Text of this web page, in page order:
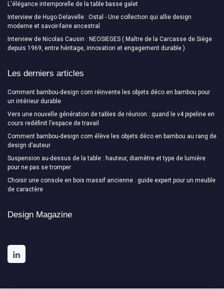
L'élégance intemporelle de la table basse galet
Interview de Hugo Delavelle : Ostal - Une collection qui allie design
moderne et savoir-faire ancestral
Interview de Nicolas Causin : NEOSIEGES ( Maître de la Carcasse de Siège
depuis 1969, entre héritage, innovation et engagement durable )
Les derniers articles
Comment bambou-design com réinvente les objets déco en bambou pour
un intérieur durable
Vers une nouvelle génération de tables de réunion : quand le v4 pipeline en
cours redéfinit l’espace de travail
Comment bambou-design com élève les objets déco en bambou au rang de
design d’auteur
Suspension au-dessus de la table : hauteur, diamètre et type de lumière
pour ne pas se tromper
Choisir une console en bois massif ancienne : guide expert pour un meuble
de caractère
Design Magazine